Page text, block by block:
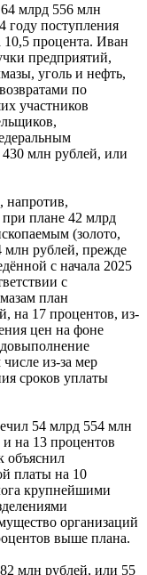
млрд 556 млн
году поступления
10,5 процента. Иван
предприятий,
уголь и нефть,
по
участников
млн рублей, или
напротив,
плане 42 млрд
(золото,
млн рублей, прежде
с начала 2025
с
план
на 17 процентов, из-
цен на фоне
из-за мер
сроков уплаты
54 млрд 554 млн
на 13 процентов
объяснил
платы на 10
крупнейшими
организаций
выше плана.
млн рублей, или 55